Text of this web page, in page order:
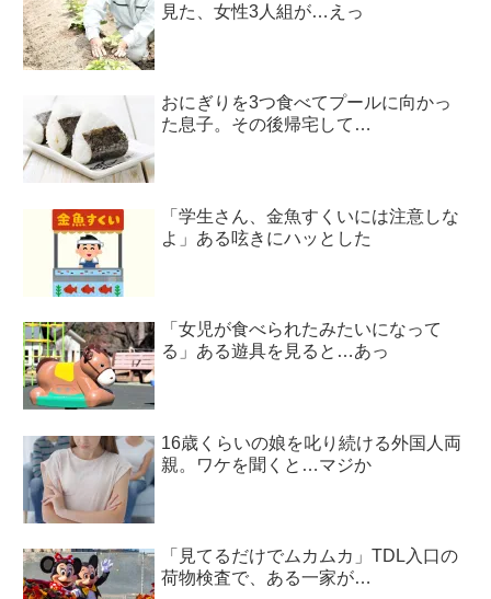
見た、女性3人組が…えっ
おにぎりを3つ食べてプールに向かっ
た息子。その後帰宅して…
「学生さん、金魚すくいには注意しな
よ」ある呟きにハッとした
「女児が食べられたみたいになって
る」ある遊具を見ると…あっ
16歳くらいの娘を叱り続ける外国人両
親。ワケを聞くと…マジか
「見てるだけでムカムカ」TDL入口の
荷物検査で、ある一家が…